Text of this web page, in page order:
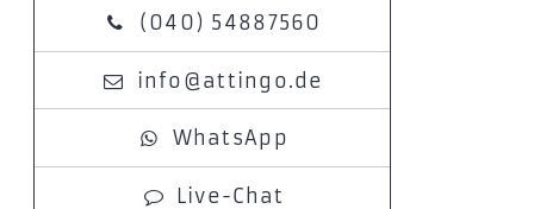
(040) 54887560
info@attingo.de
WhatsApp
Live-Chat